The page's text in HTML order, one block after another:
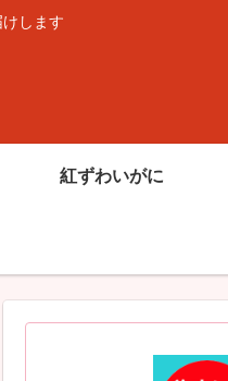
します
紅ずわいがに